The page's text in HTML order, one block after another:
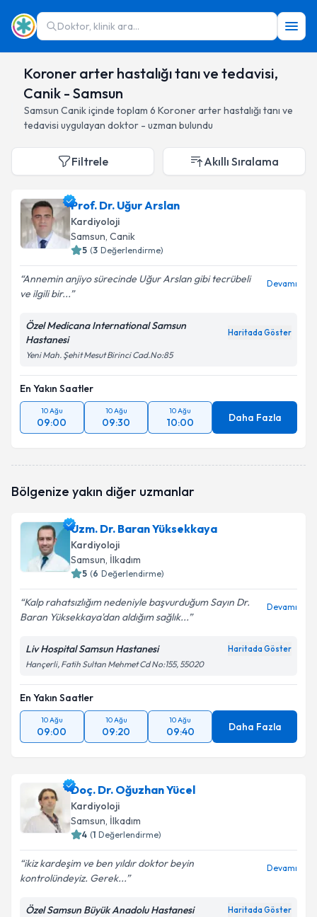
Doktor, klinik ara...
Koroner arter hastalığı tanı ve tedavisi,
Canik - Samsun
Samsun Canikiçinde toplam 6 Koroner arter hastalığı tanı ve
tedavisi uygulayan doktor - uzman bulundu
Filtrele Akıllı Sıralama
Prof. Dr. Uğur Arslan
Kardiyoloji
Samsun, Canik
5 (3 Değerlendirme)
Annemin anjiyo sürecinde Uğur Arslan gibi tecrübeli
ve ilgili bir...
Devamı
Özel Medicana International Samsun
Hastanesi
Haritada Göster
Yeni Mah. Şehit Mesut Birinci Cad.No:85
En Yakın Saatler
10 Ağu
09:00
10 Ağu
09:30
10 Ağu
10:00 Daha Fazla
Bölgenize yakın diğer uzmanlar
Uzm. Dr. Baran Yüksekkaya
Kardiyoloji
Samsun, İlkadım
5 (6 Değerlendirme)
Kalp rahatsızlığım nedeniyle başvurduğum Sayın Dr.
Baran Yüksekkaya'dan aldığım sağlık...
Devamı
Liv Hospital Samsun Hastanesi Haritada Göster
Hançerli, Fatih Sultan Mehmet Cd No:155, 55020
En Yakın Saatler
10 Ağu
09:00
10 Ağu
09:20
10 Ağu
09:40 Daha Fazla
Doç. Dr. Oğuzhan Yücel
Kardiyoloji
Samsun, İlkadım
4 (1 Değerlendirme)
ikiz kardeşim ve ben yıldır doktor beyin
kontrolündeyiz. Gerek...
Devamı
Özel Samsun Büyük Anadolu Hastanesi Haritada Göster